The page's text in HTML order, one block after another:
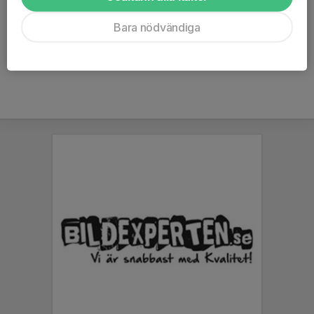
Ledarna
Bara nödvändiga